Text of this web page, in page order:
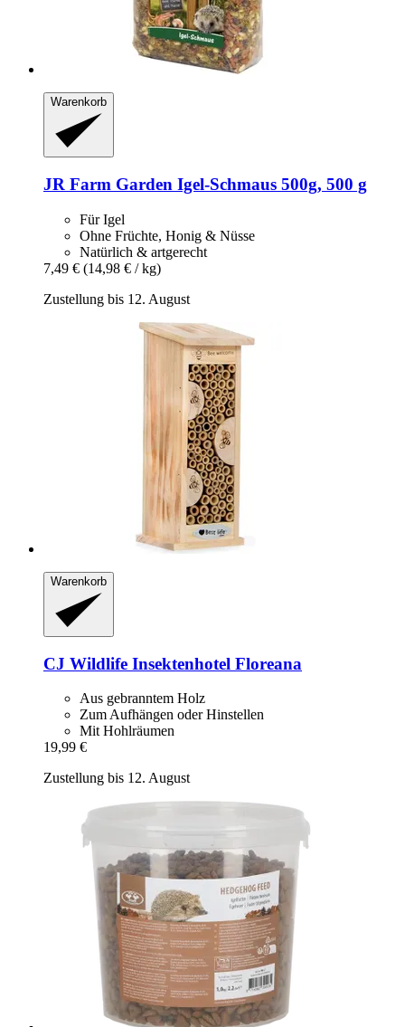
Warenkorb
JR Farm Garden Igel-​Schmaus 500g, 500 g
Für Igel
Ohne Früchte, Honig & Nüsse
Natürlich & artgerecht
7,49 € (14,98 € / kg)
Zustellung bis 12. August
Warenkorb
CJ Wildlife Insektenhotel Floreana
Aus gebranntem Holz
Zum Aufhängen oder Hinstellen
Mit Hohlräumen
19,99 €
Zustellung bis 12. August